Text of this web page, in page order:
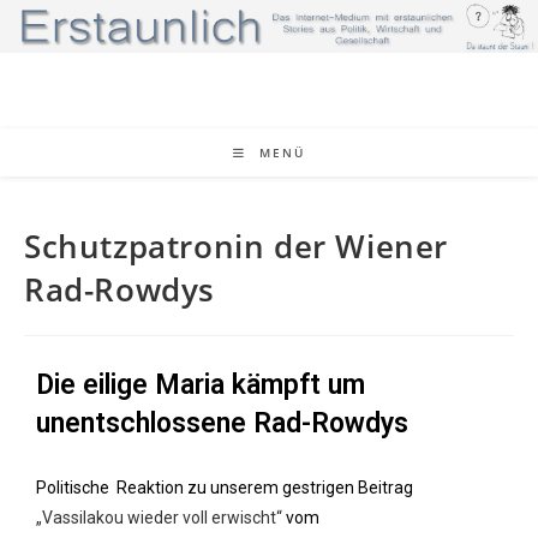
MENÜ
Schutzpatronin der Wiener
Rad-Rowdys
Die eilige Maria kämpft um
unentschlossene Rad-Rowdys
Politische Reaktion zu unserem gestrigen Beitrag
„Vassilakou wieder voll erwischt“vom